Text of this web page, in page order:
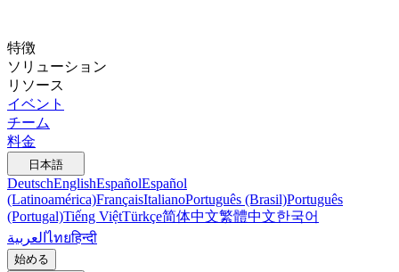
特徴
ソリューション
リソース
イベント
チーム
料金
日本語
DeutschEnglishEspañolEspañol
(Latinoamérica)FrançaisItalianoPortuguês (Brasil)Português
(Portugal)Tiếng ViệtTürkçe简体中文繁體中文한국어
العربيةไทยहिन्दी
始める